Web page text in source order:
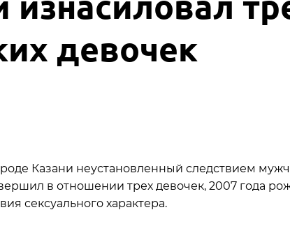
девочек
Казани неустановленный следствием
в отношении трех девочек, 2007 года
сексуального характера.